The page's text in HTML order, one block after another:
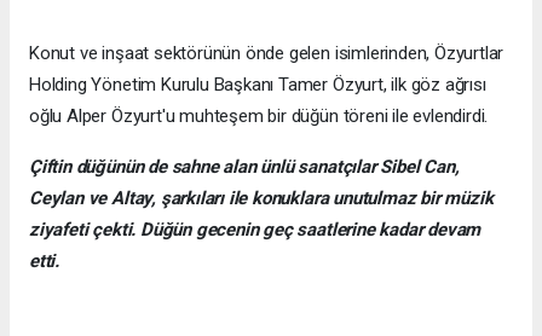
Konut ve inşaat sektörünün önde gelen isimlerinden, Özyurtlar
Holding Yönetim Kurulu Başkanı Tamer Özyurt, ilk göz ağrısı
oğlu Alper Özyurt'u muhteşem bir düğün töreni ile evlendirdi.
Çiftin düğünün de sahne alan ünlü sanatçılar Sibel Can,
Ceylan ve Altay, şarkıları ile konuklara unutulmaz bir müzik
ziyafeti çekti. Düğün gecenin geç saatlerine kadar devam
etti.